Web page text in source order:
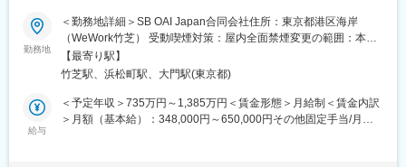
・グループ全体の子会社管理体制の再構築、など
■組織構成：
経営企画室は5名ですが、そのうち今回の配属組織は3名います。
■経営企画室 室長より
裁量権で成長できる環境
【採用背景】
SB OAI Japan事業の立ち上げフェーズであり、今後事業拡大に向
けて管理部門も強化、拡大していく必要があり、その一環として
の増員募集です。
SB OAI Japanを正確な会計で支え、会社の信頼と経営基盤を守る
勤務地
＜勤務地詳細＞SB OAI Japan合同会社住所：東京都港区海岸
（WeWork竹芝） 受動喫煙対策：屋内全面禁煙変更の範囲：本社
および国内外の支社、営業所、グループ内外の出向先事業所（テ
レワークを行う場所を含む）
【最寄り駅】
竹芝駅、浜松町駅、大門駅(東京都)
給与
＜予定年収＞735万円～1,385万円＜賃金形態＞月給制＜賃金内訳
＞月額（基本給）：348,000円～650,000円その他固定手当/月：